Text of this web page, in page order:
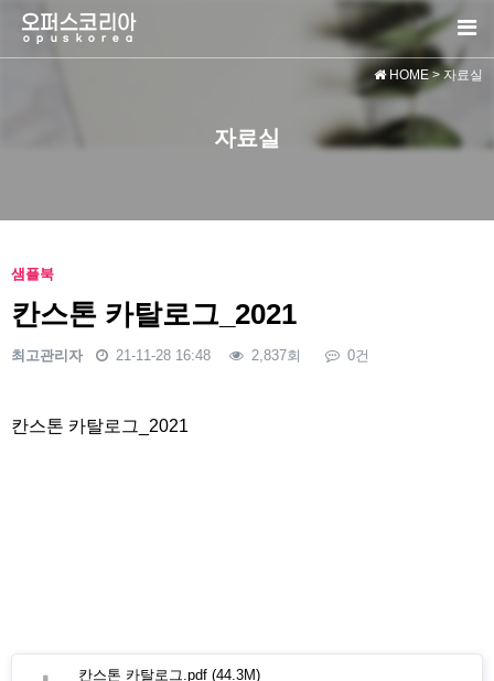
자료실
HOME> 자료실
샘플북
칸스톤 카탈로그_2021
최고관리자 21-11-28 16:48 2,837회 0건
칸스톤 카탈로그_2021
칸스톤 카탈로그.pdf (44.3M)